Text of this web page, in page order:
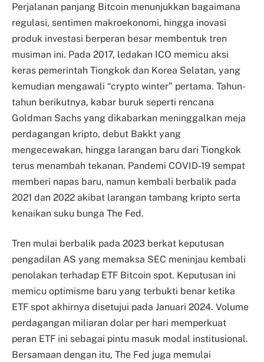
Perjalanan panjang Bitcoin menunjukkan bagaimana
regulasi, sentimen makroekonomi, hingga inovasi
produk investasi berperan besar membentuk tren
musiman ini. Pada 2017, ledakan ICO memicu aksi
keras pemerintah Tiongkok dan Korea Selatan, yang
kemudian mengawali “crypto winter” pertama. Tahun-
tahun berikutnya, kabar buruk seperti rencana
Goldman Sachs yang dikabarkan meninggalkan meja
perdagangan kripto, debut Bakkt yang
mengecewakan, hingga larangan baru dari Tiongkok
terus menambah tekanan. Pandemi COVID-19 sempat
memberi napas baru, namun kembali berbalik pada
2021 dan 2022 akibat larangan tambang kripto serta
kenaikan suku bunga The Fed.
Tren mulai berbalik pada 2023 berkat keputusan
pengadilan AS yang memaksa SEC meninjau kembali
penolakan terhadap ETF Bitcoin spot. Keputusan ini
memicu optimisme baru yang terbukti benar ketika
ETF spot akhirnya disetujui pada Januari 2024. Volume
perdagangan miliaran dolar per hari memperkuat
peran ETF ini sebagai pintu masuk modal institusional.
Bersamaan dengan itu, The Fed juga memulai